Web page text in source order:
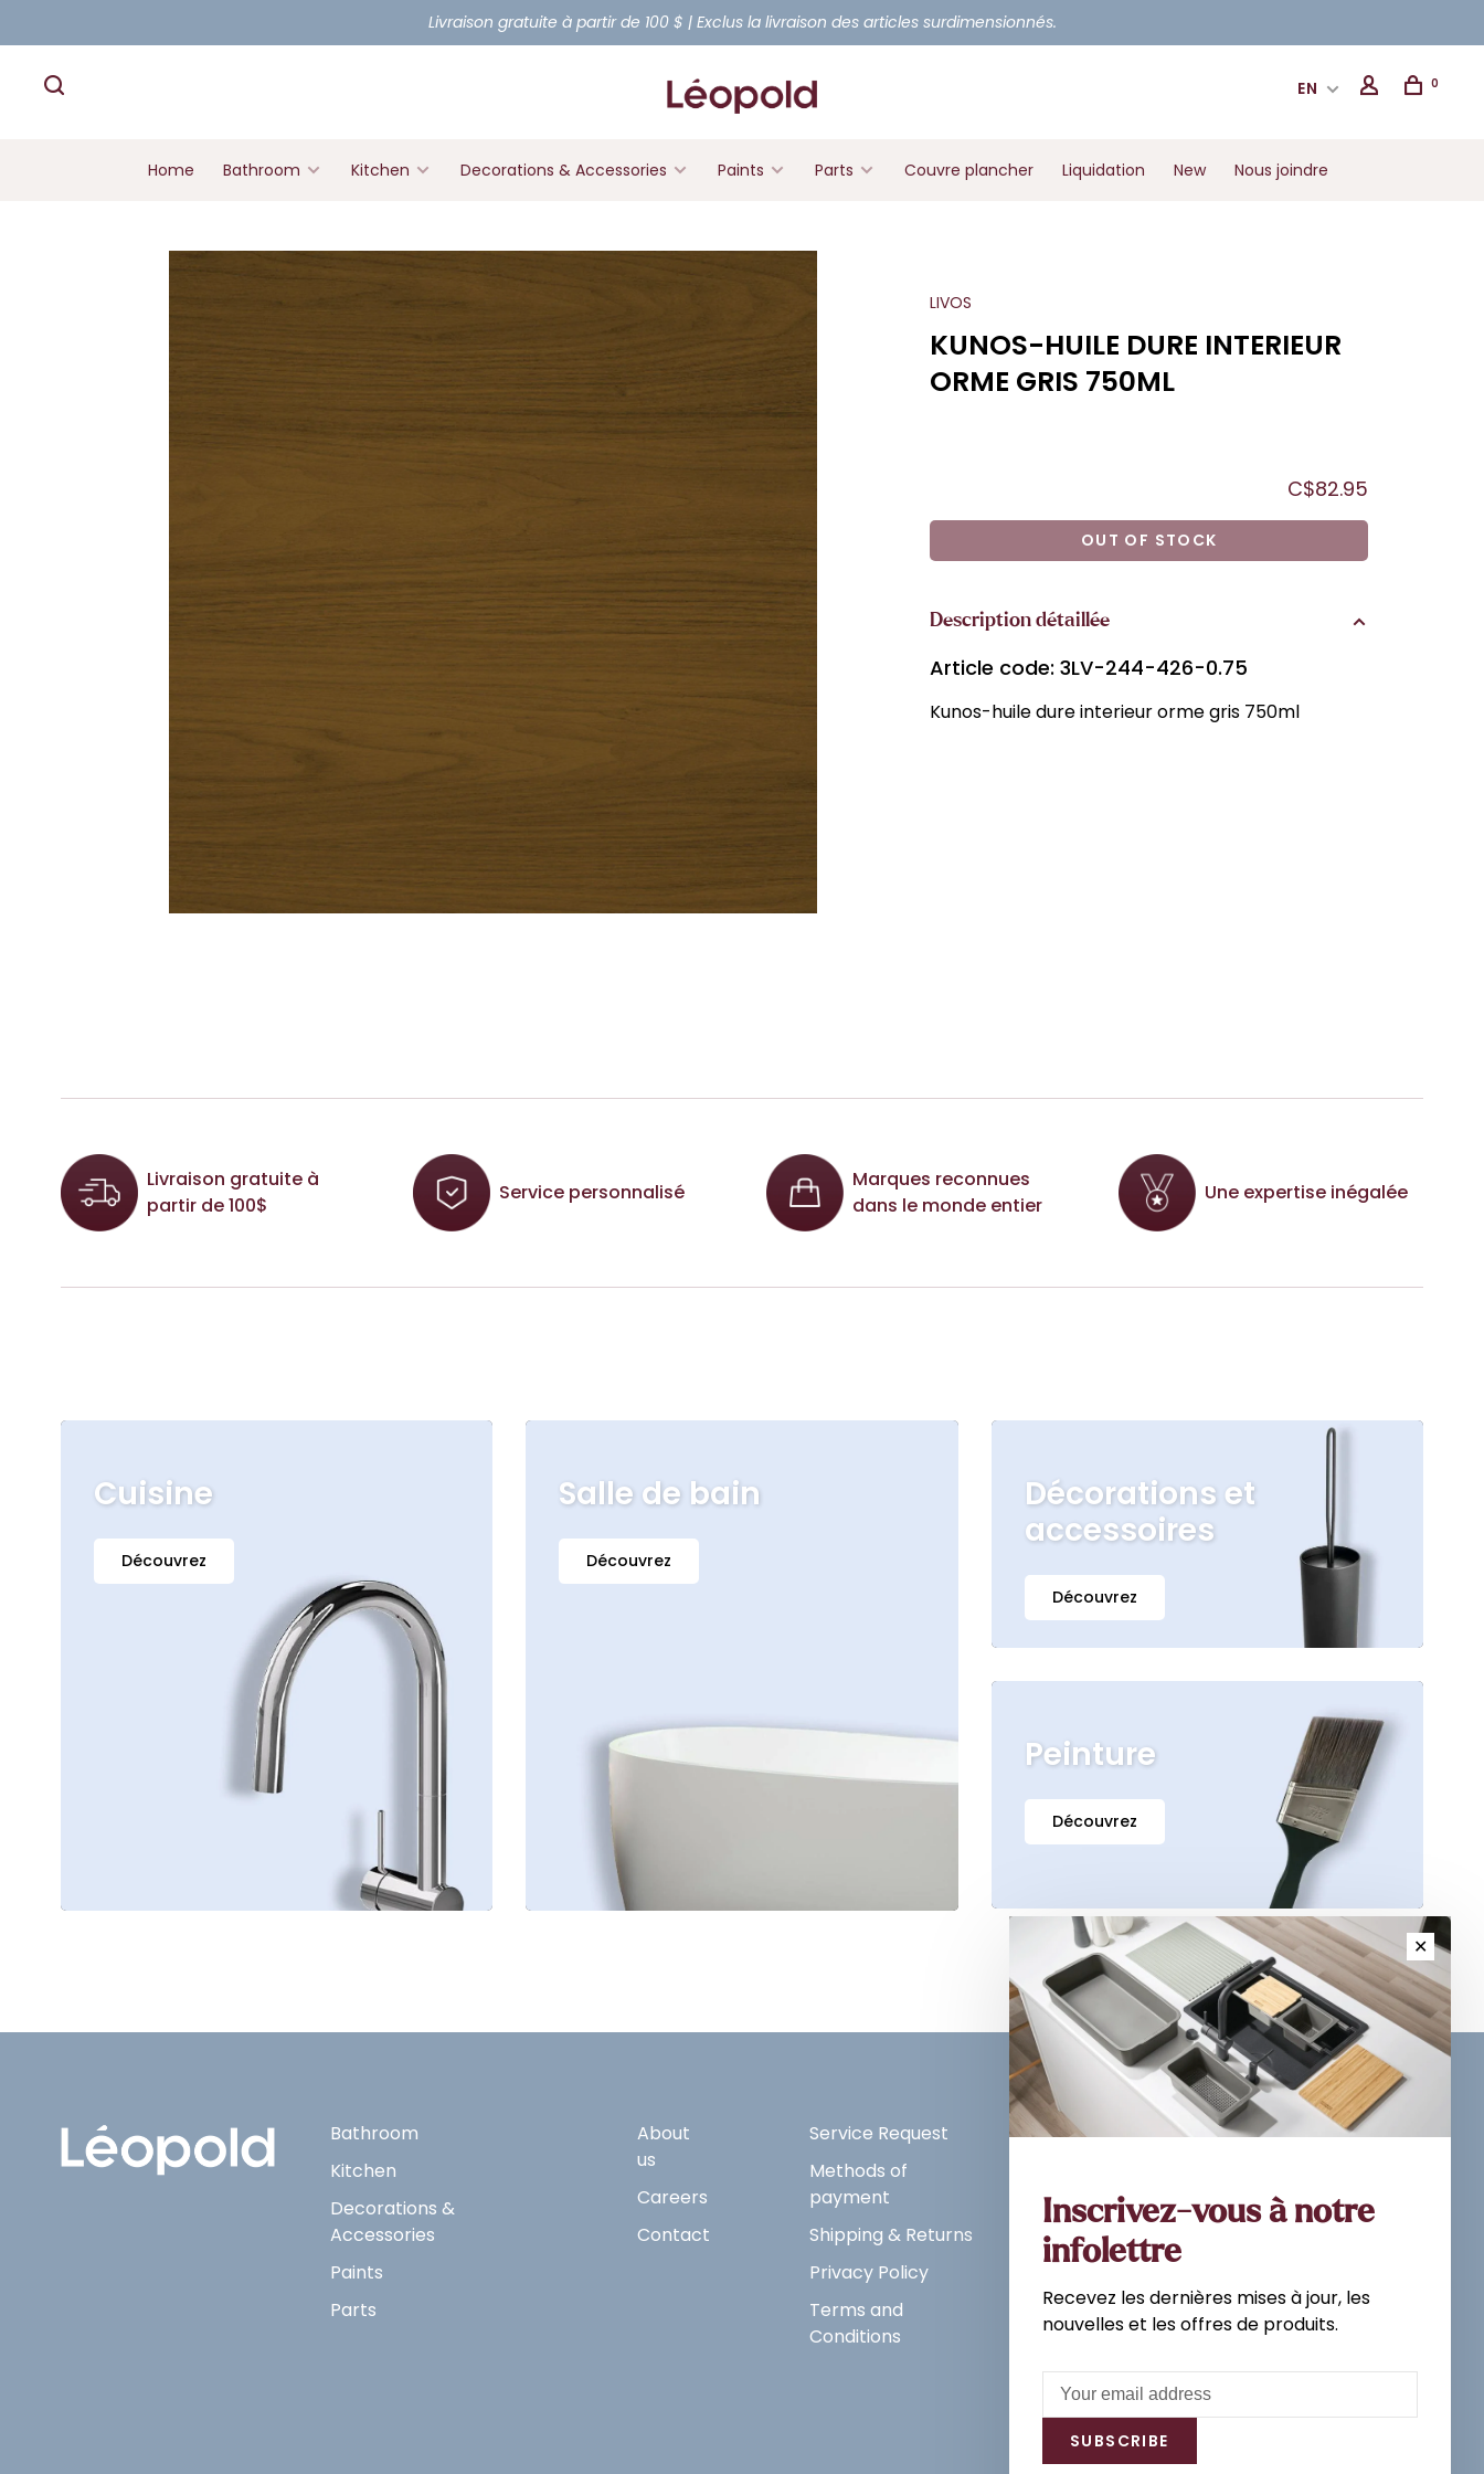
Livraison gratuite à partir de 100 $ | Exclus la livraison des articles surdimensionnés.
EN 0
Home Bathroom Kitchen Decorations & Accessories Paints Parts Couvre plancher Liquidation New Nous joindre
LIVOS
KUNOS-HUILE DURE INTERIEUR
ORME GRIS 750ML
C$82.95
OUT OF STOCK
Description détaillée
Article code: 3LV-244-426-0.75
Kunos-huile dure interieur orme gris 750ml
Livraison gratuite à
partir de 100$
Service personnalisé
Marques reconnues
dans le monde entier
Une expertise inégalée
Cuisine
Découvrez
Salle de bain
Découvrez
Décorations et
accessoires
Découvrez
Peinture
Découvrez
Bathroom
Kitchen
Decorations &
Accessories
Paints
Parts
About
us
Careers
Contact
Service Request
Methods of
payment
Shipping & Returns
Privacy Policy
Terms and
Conditions
Sign up for our newsletter and
Subscribe
✕
Inscrivez-vous à notre
infolettre
Recevez les dernières mises à jour, les
nouvelles et les offres de produits.
SUBSCRIBE